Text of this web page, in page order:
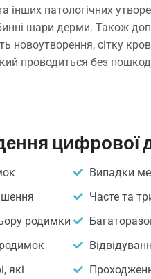
інших патологічних
шари дерми. Також
новоутворення, сітку
проводиться без
цифрової
родимки
які
Випадки
Часте та